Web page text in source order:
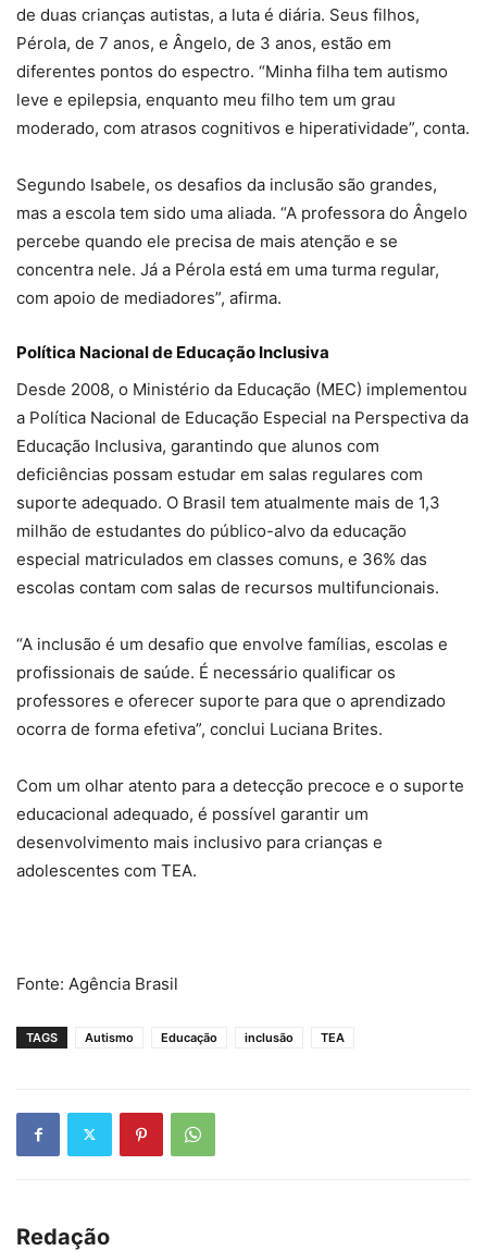
de duas crianças autistas, a luta é diária. Seus filhos,
Pérola, de 7 anos, e Ângelo, de 3 anos, estão em
diferentes pontos do espectro. “Minha filha tem autismo
leve e epilepsia, enquanto meu filho tem um grau
moderado, com atrasos cognitivos e hiperatividade”, conta.
Segundo Isabele, os desafios da inclusão são grandes,
mas a escola tem sido uma aliada. “A professora do Ângelo
percebe quando ele precisa de mais atenção e se
concentra nele. Já a Pérola está em uma turma regular,
com apoio de mediadores”, afirma.
Política Nacional de Educação Inclusiva
Desde 2008, o Ministério da Educação (MEC) implementou
a Política Nacional de Educação Especial na Perspectiva da
Educação Inclusiva, garantindo que alunos com
deficiências possam estudar em salas regulares com
suporte adequado. O Brasil tem atualmente mais de 1,3
milhão de estudantes do público-alvo da educação
especial matriculados em classes comuns, e 36% das
escolas contam com salas de recursos multifuncionais.
“A inclusão é um desafio que envolve famílias, escolas e
profissionais de saúde. É necessário qualificar os
professores e oferecer suporte para que o aprendizado
ocorra de forma efetiva”, conclui Luciana Brites.
Com um olhar atento para a detecção precoce e o suporte
educacional adequado, é possível garantir um
desenvolvimento mais inclusivo para crianças e
adolescentes com TEA.
Fonte: Agência Brasil
TAGS Autismo Educação inclusão TEA
Redação